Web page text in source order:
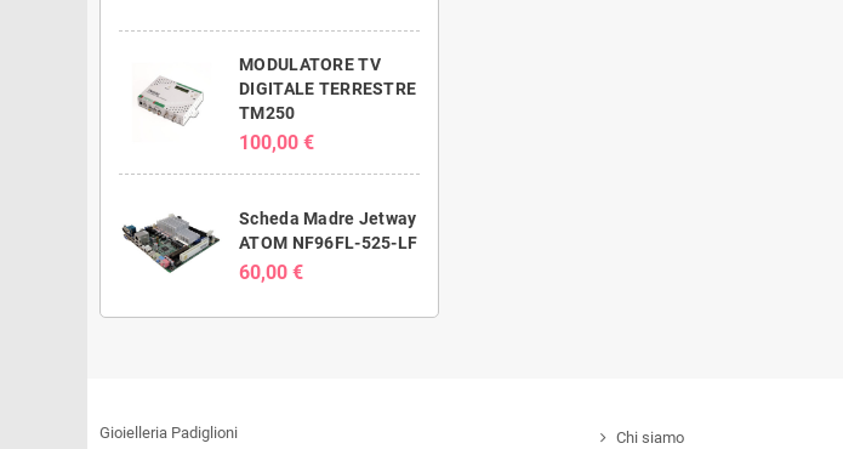
MODULATORE TV
DIGITALE TERRESTRE
TM250
100,00 €
Scheda Madre Jetway
ATOM NF96FL-525-LF
60,00 €
Gioielleria Padiglioni
Chi siamo